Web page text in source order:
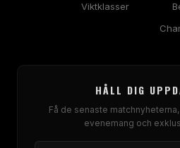
Viktklasser
HÅLL DIG
Få de senaste
evenemang och